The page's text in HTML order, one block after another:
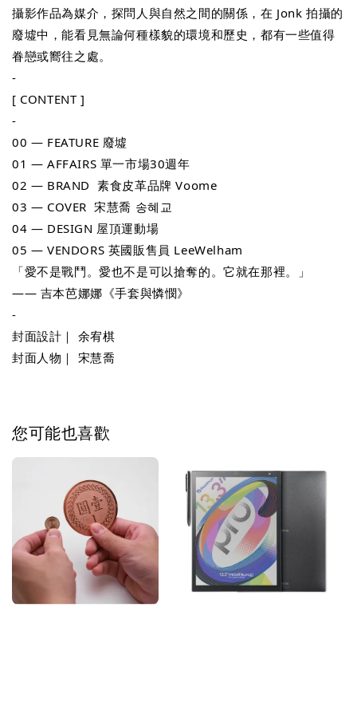
攝影作品為媒介，探問人與自然之間的關係，在 Jonk 拍攝的
廢墟中，能看見無論何種樣貌的環境和歷史，都有一些值得
眷戀或嚮往之處。
-
[ CONTENT ]
-
00 — FEATURE 廢墟
01 — AFFAIRS 單一市場30週年
02 — BRAND  素食皮革品牌 Voome
03 — COVER  宋慧喬 송혜교
04 — DESIGN 屋頂運動場
05 — VENDORS 英國販售員 LeeWelham
「愛不是戰鬥。愛也不是可以搶奪的。它就在那裡。」
—— 吉本芭娜娜《手套與憐憫》
-
封面設計｜ 余宥棋
封面人物｜ 宋慧喬
您可能也喜歡